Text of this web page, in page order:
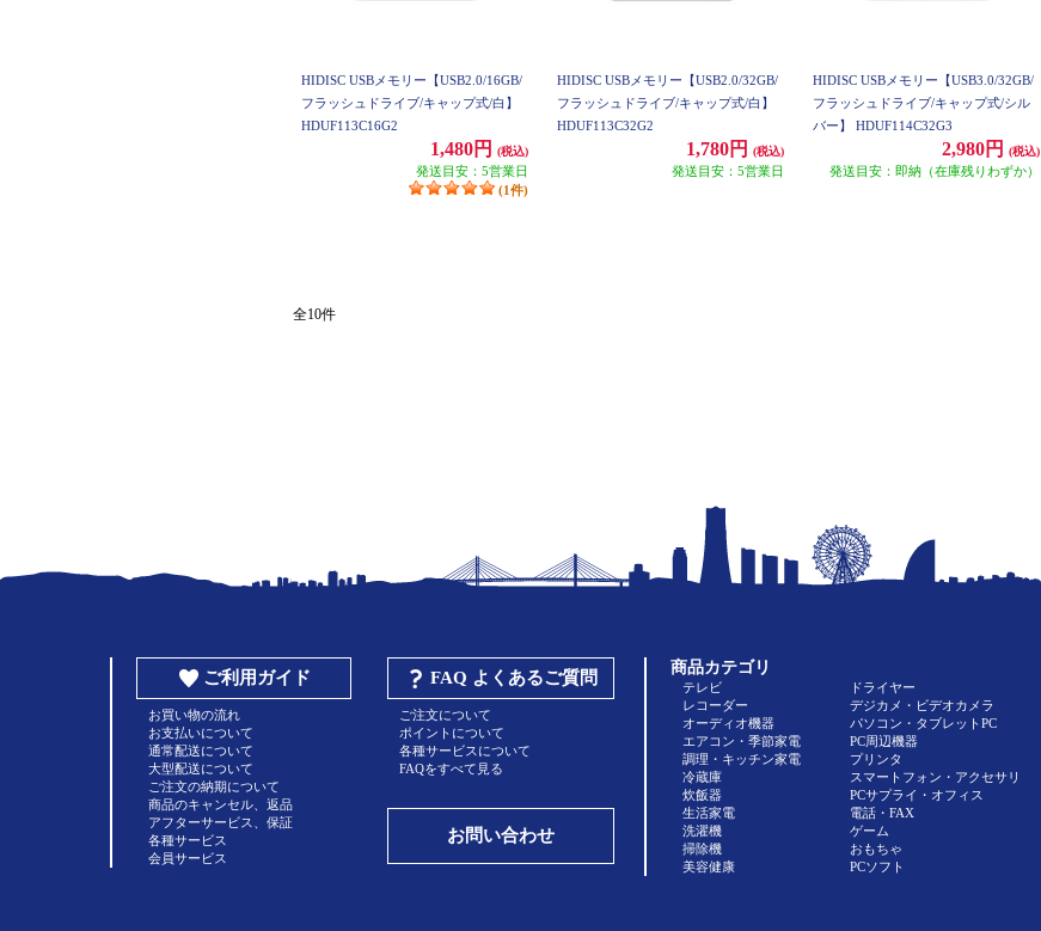
HIDISC USBメモリー【USB2.0/16GB/
フラッシュドライブ/キャップ式/白】
HDUF113C16G2
1,480円 (税込)
発送目安：5営業日
(1件)
HIDISC USBメモリー【USB2.0/32GB/
フラッシュドライブ/キャップ式/白】
HDUF113C32G2
1,780円 (税込)
発送目安：5営業日
HIDISC USBメモリー【USB3.0/32GB/
フラッシュドライブ/キャップ式/シル
バー】 HDUF114C32G3
2,980円 (税込)
発送目安：即納（在庫残りわずか）
全10件
ご利用ガイド
お買い物の流れ
お支払いについて
通常配送について
大型配送について
ご注文の納期について
商品のキャンセル、返品
アフターサービス、保証
各種サービス
会員サービス
FAQ よくあるご質問
ご注文について
ポイントについて
各種サービスについて
FAQをすべて見る
お問い合わせ
商品カテゴリ
テレビ
レコーダー
オーディオ機器
エアコン・季節家電
調理・キッチン家電
冷蔵庫
炊飯器
生活家電
洗濯機
掃除機
美容健康
ドライヤー
デジカメ・ビデオカメラ
パソコン・タブレットPC
PC周辺機器
プリンタ
スマートフォン・アクセサリ
PCサプライ・オフィス
電話・FAX
ゲーム
おもちゃ
PCソフト